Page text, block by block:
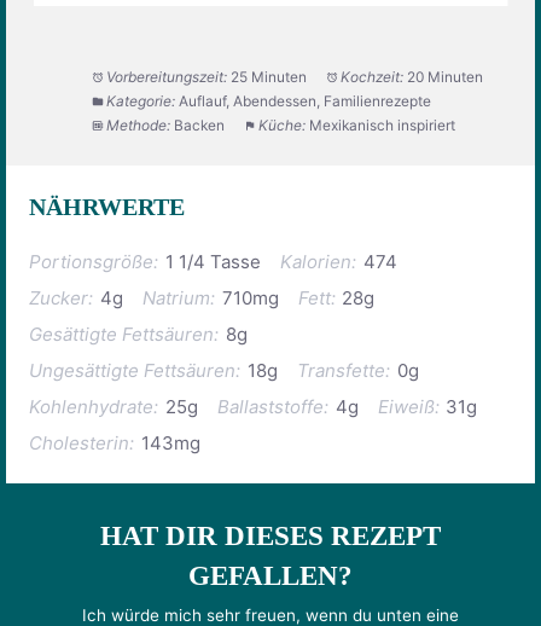
Vorbereitungszeit: 25 Minuten Kochzeit: 20 Minuten
Kategorie: Auflauf, Abendessen, Familienrezepte
Methode: Backen Küche: Mexikanisch inspiriert
NÄHRWERTE
Portionsgröße: 1 1/4 Tasse Kalorien: 474
Zucker: 4g Natrium: 710mg Fett: 28g
Gesättigte Fettsäuren: 8g
Ungesättigte Fettsäuren: 18g Transfette: 0g
Kohlenhydrate: 25g Ballaststoffe: 4g Eiweiß: 31g
Cholesterin: 143mg
HAT DIR DIESES REZEPT
GEFALLEN?
Ich würde mich sehr freuen, wenn du unten eine